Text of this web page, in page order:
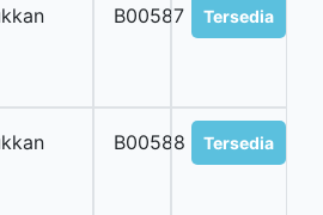
B00587 Tersedia
B00588 Tersedia